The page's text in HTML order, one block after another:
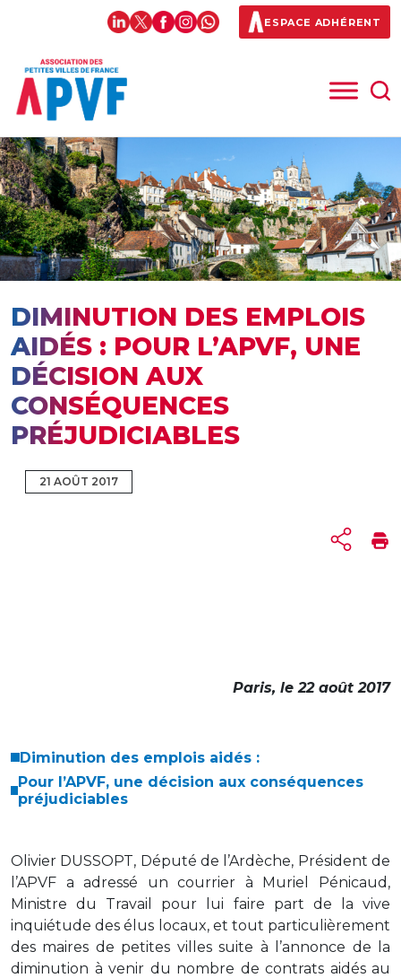
ESPACE ADHÉRENT
DIMINUTION DES EMPLOIS
AIDÉS : POUR L’APVF, UNE
DÉCISION AUX
CONSÉQUENCES
PRÉJUDICIABLES
21 AOÛT 2017
Paris, le 22 août 2017
Diminution des emplois aidés :
Pour l’APVF, une décision aux conséquences
préjudiciables
Olivier DUSSOPT, Député de l’Ardèche, Président de
l’APVF a adressé un courrier à Muriel Pénicaud,
Ministre du Travail pour lui faire part de la vive
inquiétude des élus locaux, et tout particulièrement
des maires de petites villes suite à l’annonce de la
diminution à venir du nombre de contrats aidés au